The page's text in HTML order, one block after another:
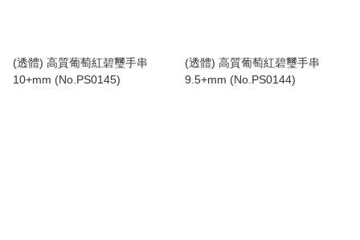
(透體) 高質葡萄紅碧璽手串
10+mm (No.PS0145)
(透體) 高質葡萄紅碧璽手串
9.5+mm (No.PS0144)